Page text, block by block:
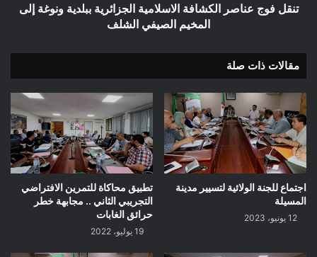
المخيم
تنقل فوج عناصر الكشافة الاسلامية الجزائرية ببلدية ونوغة إلى
المخيم الصيفي الشلف
مقالات ذات صلة
اجتماع للجنة الولائية لتسيير مدينة
المسيلة
12 يونيو، 2023
تطبيق محاكاة للتمرين الافتراضي
التجريبي الثاني .. مجابهة خطر
حرائق الغابات
19 يوليو، 2022